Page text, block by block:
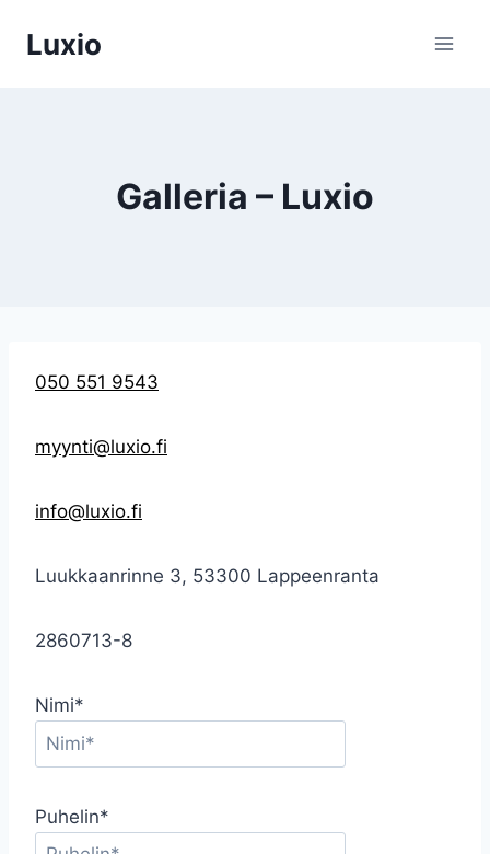
sisältöön
Luxio
Galleria – Luxio
050 551 9543
myynti@luxio.fi
info@luxio.fi
Luukkaanrinne 3, 53300 Lappeenranta
2860713-8
Nimi*
Puhelin*